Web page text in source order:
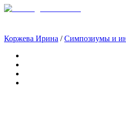
Коржева Ирина /Симпозиумы и